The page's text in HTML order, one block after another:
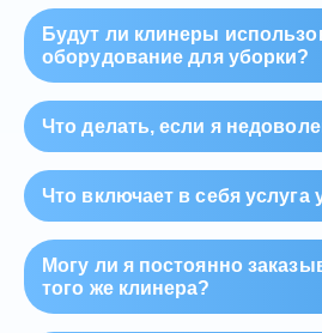
Будут ли клинеры
оборудование для уборки?
Что делать, если я
Что включает в себя услуга
Могу ли я постоянно
того же клинера?